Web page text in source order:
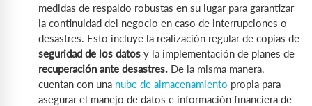
medidas de respaldo robustas en su lugar para garantizar
la continuidad del negocio en caso de interrupciones o
desastres. Esto incluye la realización regular de copias de
seguridad de los datos y la implementación de planes de
recuperación ante desastres. De la misma manera,
cuentan con una nube de almacenamiento propia para
asegurar el manejo de datos e información financiera de